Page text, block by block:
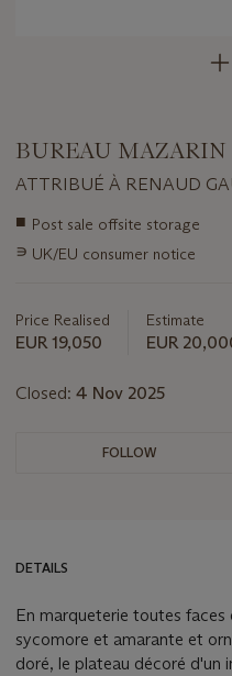
BUREAU
ATTRIBUÉ À RENAUD
Important
about
■ Post sale offsite storage
∍ UK/EU consumer notice
Price Realised
EUR 19,050
Estimate
EUR
Closed: 4 Nov 2025
FOLLOW
DETAILS
En marqueterie toutes faces
sycomore et amarante et
doré, le plateau décoré d'un